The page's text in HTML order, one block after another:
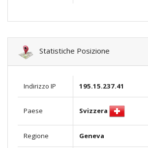
Statistiche Posizione
Indirizzo IP 195.15.237.41
Paese Svizzera
Regione Geneva